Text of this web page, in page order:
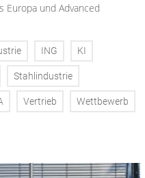
Europa und Advanced
ING KI
Stahlindustrie
Vertrieb Wettbewerb